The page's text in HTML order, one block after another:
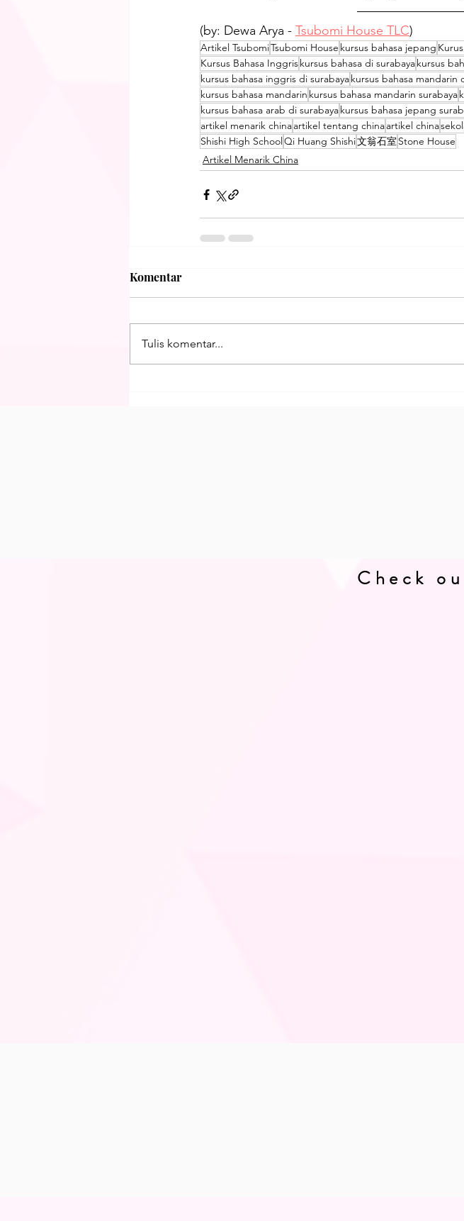
(by: Dewa Arya - Tsubomi House TLC)
Artikel TsubomiTsubomi House kursus bahasa jepang
Kursus Bahasa Inggriskursus bahasa di surabayakursus
kursus bahasa inggris di surabayakursus bahasa mandarin
kursus bahasa mandarin kursus bahasa mandarin surabaya
kursus bahasa arab di surabayakursus bahasa jepang
artikel menarik chinaartikel tentang chinaartikel china
Shishi High SchoolQi Huang Shishi文翁石室 Stone House
Artikel Menarik China
Komentar
Tulis komentar...
Check